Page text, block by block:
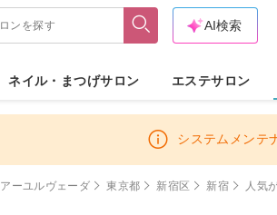
AI検索
ネイル・まつげサロン エステサロン
システムメンテ
アーユルヴェーダ 東京都 新宿区 新宿 人気